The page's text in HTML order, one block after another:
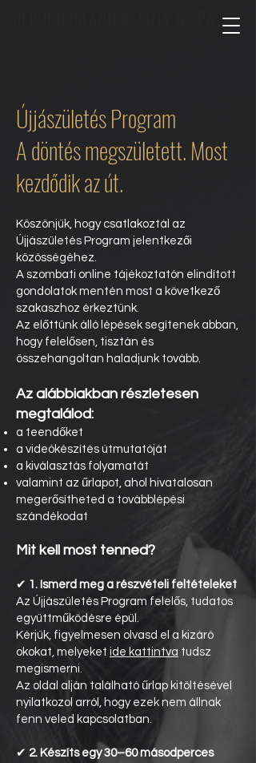
Újjászületés Program
A döntés megszületett. Most
kezdődik az út.
Köszönjük, hogy csatlakoztál az
Újjászületés Program jelentkezői
közösségéhez.
A szombati online tájékoztatón elindított
gondolatok mentén most a következő
szakaszhoz érkeztünk.
Az előttünk álló lépések segítenek abban,
hogy felelősen, tisztán és
összehangoltan haladjunk tovább.
Az alábbiakban részletesen
megtalálod:
a teendőket
a videókészítés útmutatóját
a kiválasztás folyamatát
valamint az űrlapot, ahol hivatalosan
megerősítheted a továbblépési
szándékodat
Mit kell most tenned?
✔ 1. Ismerd meg a részvételi feltételeket
Az Újjászületés Program felelős, tudatos
együttműködésre épül.
Kérjük, figyelmesen olvasd el a kizáró
okokat, melyeket ide kattintva tudsz
megismerni.
Az oldal alján található űrlap kitöltésével
nyilatkozol arról, hogy ezek nem állnak
fenn veled kapcsolatban.
✔ 2. Készíts egy 30–60 másodperces